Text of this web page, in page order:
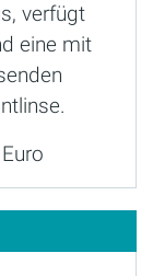
verfügt
eine mit